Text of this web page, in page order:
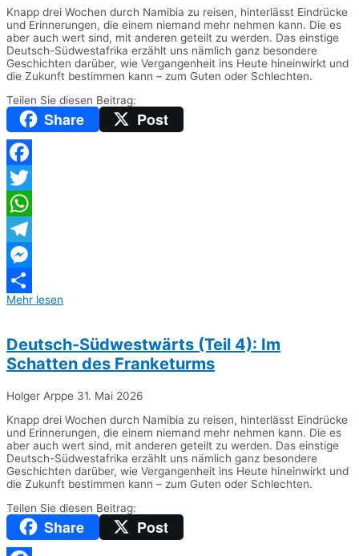
Knapp drei Wochen durch Namibia zu reisen, hinterlässt Eindrücke
und Erinnerungen, die einem niemand mehr nehmen kann. Die es
aber auch wert sind, mit anderen geteilt zu werden. Das einstige
Deutsch-Südwestafrika erzählt uns nämlich ganz besondere
Geschichten darüber, wie Vergangenheit ins Heute hineinwirkt und
die Zukunft bestimmen kann – zum Guten oder Schlechten.
Teilen Sie diesen Beitrag:
Share Post
Facebook
Twitter
WhatsApp
Telegram
Messenger
Teilen
Mehr lesen
Deutsch-Südwestwärts (Teil 4): Im
Schatten des Franketurms
Holger Arppe 31. Mai 2026
Knapp drei Wochen durch Namibia zu reisen, hinterlässt Eindrücke
und Erinnerungen, die einem niemand mehr nehmen kann. Die es
aber auch wert sind, mit anderen geteilt zu werden. Das einstige
Deutsch-Südwestafrika erzählt uns nämlich ganz besondere
Geschichten darüber, wie Vergangenheit ins Heute hineinwirkt und
die Zukunft bestimmen kann – zum Guten oder Schlechten.
Teilen Sie diesen Beitrag:
Share Post